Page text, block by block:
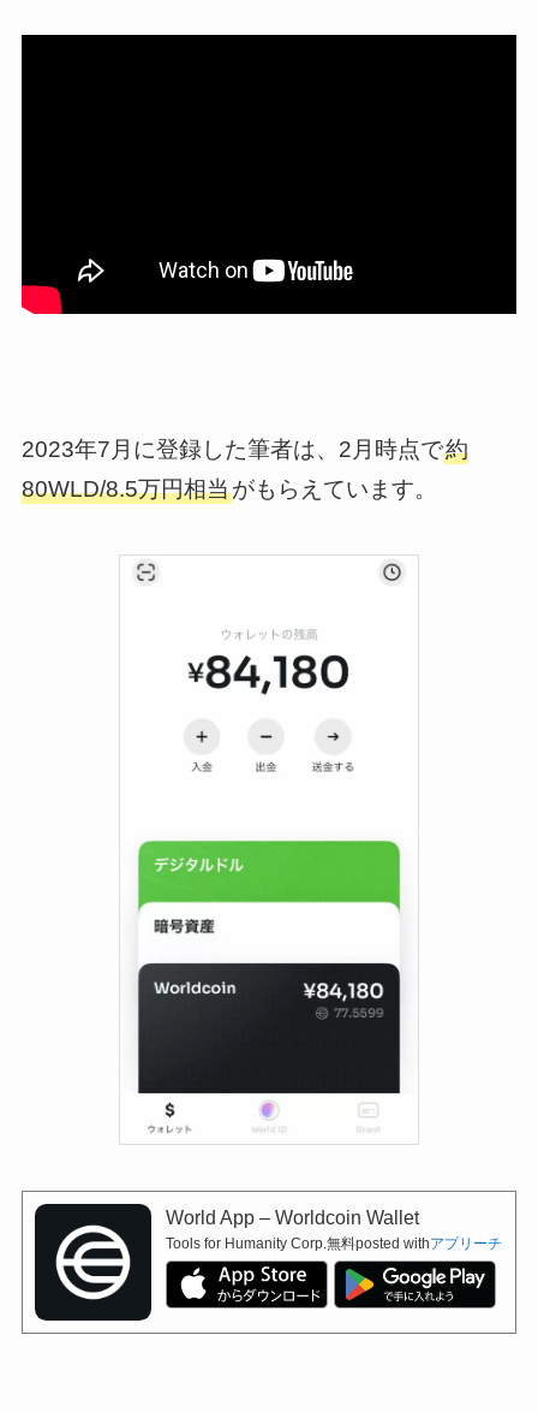
2023年7月に登録した筆者は、2月時点で約
80WLD/8.5万円相当がもらえています。
World App – Worldcoin Wallet
Tools for Humanity Corp.無料posted withアプリーチ